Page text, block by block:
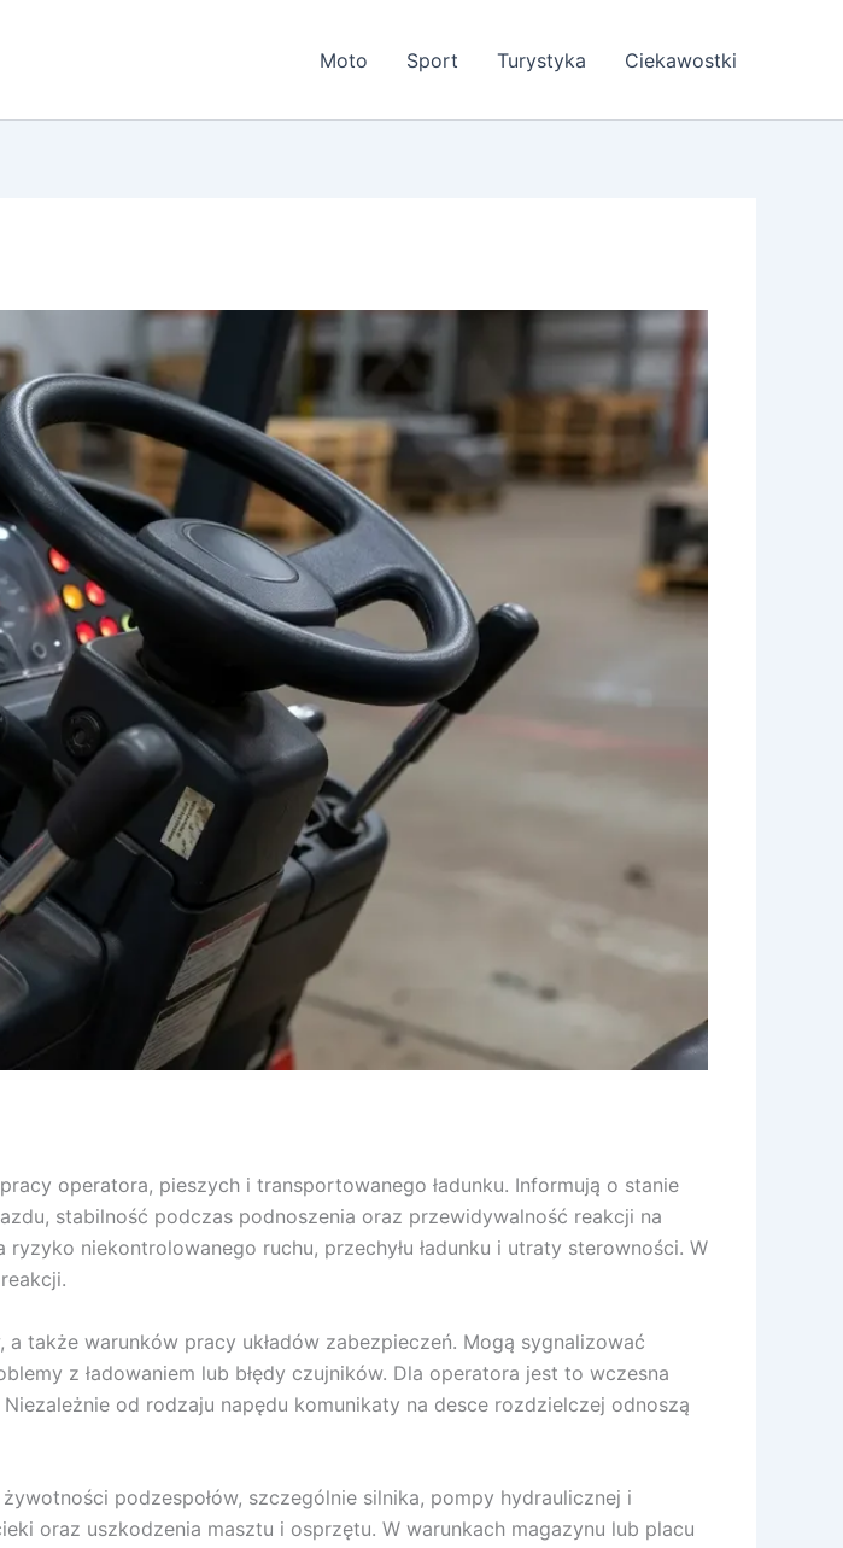
Moto Sport Turystyka Ciekawostki
operatora, pieszych i transportowanego ładunku. Informują o stanie
stabilność podczas podnoszenia oraz przewidywalność reakcji na
niekontrolowanego ruchu, przechyłu ładunku i utraty sterowności. W
także warunków pracy układów zabezpieczeń. Mogą sygnalizować
z ładowaniem lub błędy czujników. Dla operatora jest to wczesna
od rodzaju napędu komunikaty na desce rozdzielczej odnoszą
podzespołów, szczególnie silnika, pompy hydraulicznej i
oraz uszkodzenia masztu i osprzętu. W warunkach magazynu lub placu